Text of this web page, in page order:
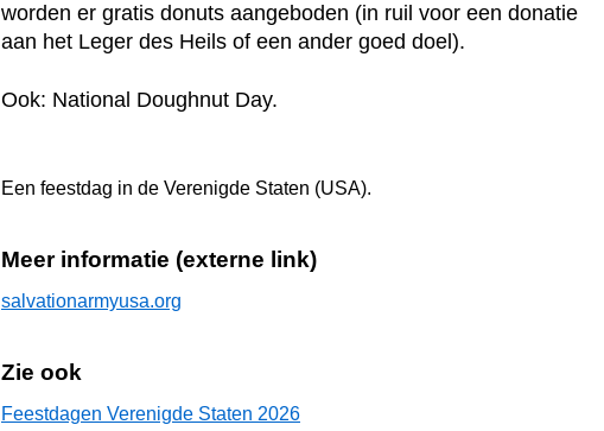
worden er gratis donuts aangeboden (in ruil voor een donatie
aan het Leger des Heils of een ander goed doel).
Ook: National Doughnut Day.
Een feestdag in de Verenigde Staten (USA).
Meer informatie (externe link)
salvationarmyusa.org
Zie ook
Feestdagen Verenigde Staten 2026